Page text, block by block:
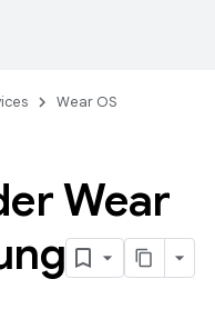
Wear OS
Wear